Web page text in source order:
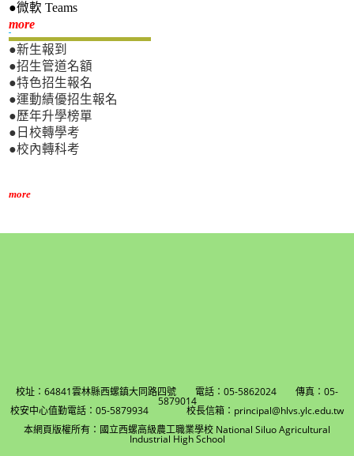
●微軟 Teams
more新生專區
●新生報到
●招生管道名額
●特色招生報名
●運動績優招生報名
●歷年升學榜單
●日校轉學考
●校內轉科考
more
校址：64841雲林縣西螺鎮大同路四號 電話：05-5862024 傳真：05-
5879014
校安中心值勤電話：05-5879934 校長信箱：principal@hlvs.ylc.edu.tw
本網頁版權所有：國立西螺高級農工職業學校 National Siluo Agricultural
Industrial High School